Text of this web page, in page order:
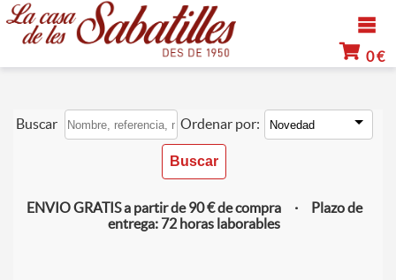
0 €
Buscar Ordenar por:
ENVIO GRATIS a partir de 90 € de compra · Plazo de
entrega: 72 horas laborables